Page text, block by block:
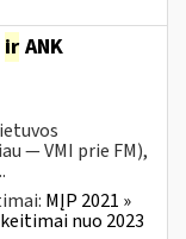
ir ANK
— VMI prie FM),
MĮP 2021 »
nuo 2023